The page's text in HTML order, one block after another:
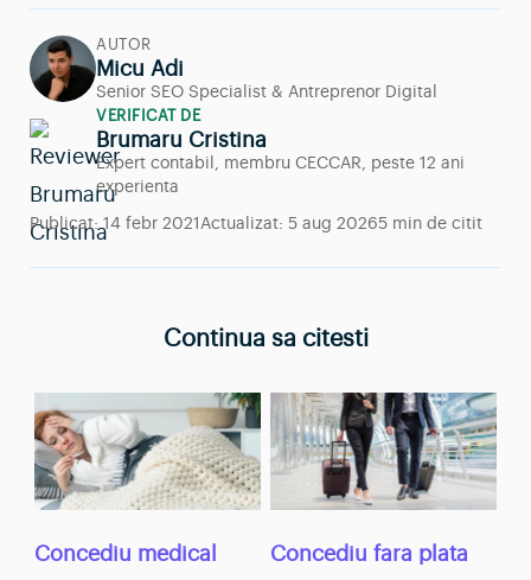
AUTOR
Micu Adi
Senior SEO Specialist & Antreprenor Digital
VERIFICAT DE
Brumaru Cristina
Expert contabil, membru CECCAR, peste 12 ani
experienta
Publicat: 14 febr 2021 Actualizat: 5 aug 20265 min de citit
Concediu medical Concediu fara plata